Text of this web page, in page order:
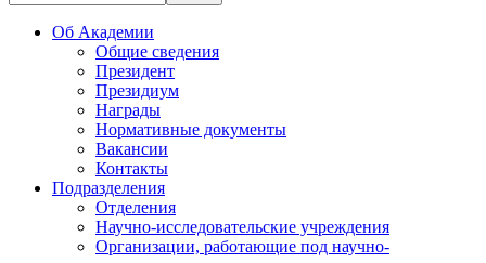
Об Академии
Общие сведения
Президент
Президиум
Награды
Нормативные документы
Вакансии
Контакты
Подразделения
Отделения
Научно-исследовательские учреждения
Организации, работающие под научно-